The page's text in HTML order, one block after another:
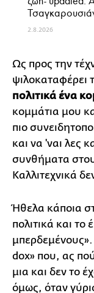
2.8.2026
Ως προς την
ψιλοκαταφέρει
πολιτικά ένα
κομμάτια μου
πιο
και να 'ναι λες
συνθήματα
Καλλιτεχνικά
Ήθελα κάποια
πολιτικά και το
dox» που, ας
μια και δεν το
όμως, όταν